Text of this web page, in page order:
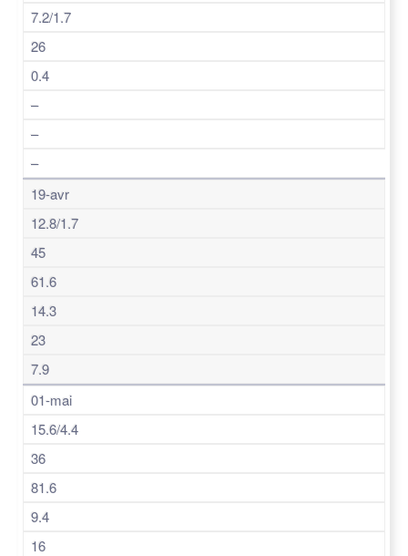
7.2/1.7
26
0.4
–
–
–
19-avr
12.8/1.7
45
61.6
14.3
23
7.9
01-mai
15.6/4.4
36
81.6
9.4
16